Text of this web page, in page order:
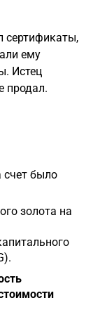
сертификаты,
ему
Истец
продал.
счет было
золота на